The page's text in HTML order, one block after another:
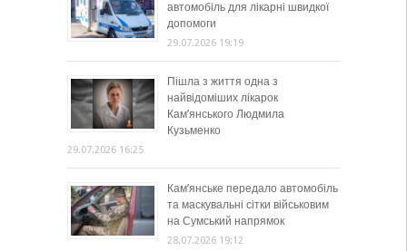
автомобіль для лікарні швидкої
допомоги
29.07.2026 19:19
Пішла з життя одна з
найвідоміших лікарок
Кам’янського Людмила
Кузьменко
29.07.2026 16:25
Кам’янське передало автомобіль
та маскувальні сітки військовим
на Сумський напрямок
28.07.2026 19:12